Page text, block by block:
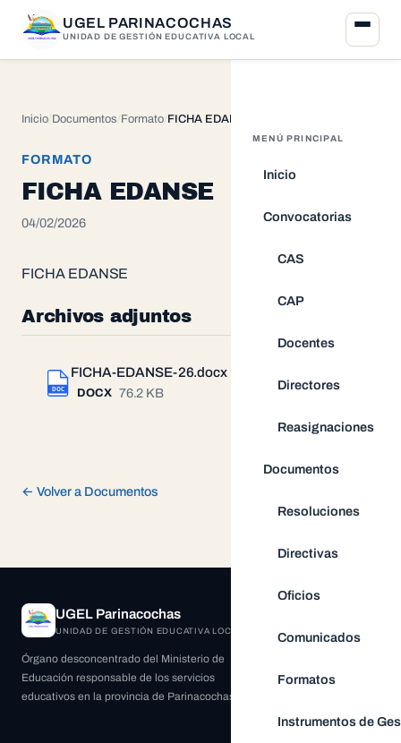
UGEL PARINACOCHAS
UNIDAD DE GESTIÓN EDUCATIVA LOCAL
MENÚ PRINCIPAL
Inicio
Convocatorias
CAS
CAP
Docentes
Directores
Reasignaciones
Documentos
Resoluciones
Directivas
Oficios
Comunicados
Formatos
Instrumentos de
Inicio Documentos Formato FICHA EDANSE
FORMATO
FICHA EDANSE
04/02/2026
FICHA EDANSE
Archivos adjuntos
DOC
FICHA-EDANSE-26.docx
DOCX 76.2 KB
Descargar
← Volver a Documentos
UGEL Parinacochas
UNIDAD DE GESTIÓN EDUCATIVA LOCAL
Órgano desconcentrado del Ministerio de
Educación responsable de los servicios
educativos en la provincia de Parinacochas.